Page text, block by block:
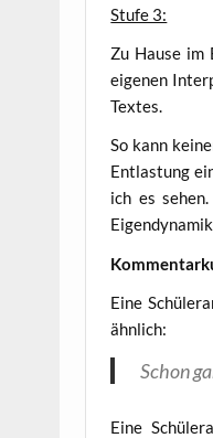
Stu­fe 3:
Zu Hau­se im
eige­nen
Textes.
So kann
Ent­las­tung
ich es
Eine
ähnlich:
Schon
Eine